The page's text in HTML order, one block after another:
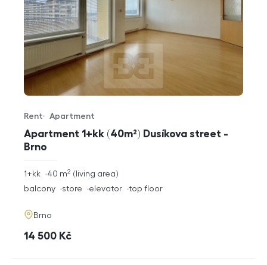
Apartment 1+kk (40m²) Dusíkova street -
Brno
Offer type
Rent
Property type
Apartment
rozměry
1+kk living area
40 m2
funkce
balcony store elevator top floor
adresa
Brno
cena
14 500 Kč